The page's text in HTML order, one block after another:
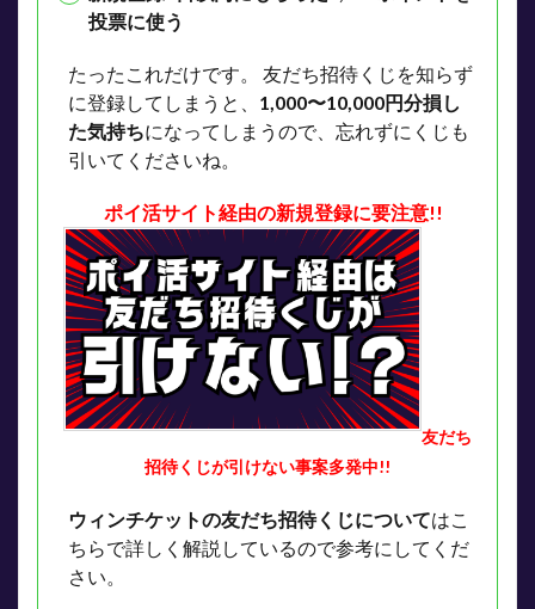
投票に使う
たったこれだけです。
友だち招待くじを知らず
に登録してしまうと、 1,000〜10,000円分損し
た気持ちになってしまうので、忘れずにくじも
引いてくださいね。
ポイ活サイト経由の新規登録に要注意!!
友だち
招待くじが引けない事案多発中!!
ウィンチケットの友だち招待くじについてはこ
ちらで詳しく解説しているので参考にしてくだ
さい。